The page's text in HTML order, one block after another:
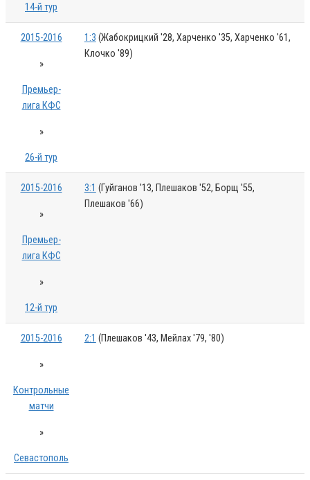
14-й тур
2015-2016
»
Премьер-
лига КФС
»
26-й тур
1:3 (Жабокрицкий '28, Харченко '35, Харченко '61,
Клочко '89)
2015-2016
»
Премьер-
лига КФС
»
12-й тур
3:1 (Гуйганов '13, Плешаков '52, Борщ '55,
Плешаков '66)
2015-2016
»
Контрольные
матчи
»
Севастополь
2:1 (Плешаков '43, Мейлах '79, '80)